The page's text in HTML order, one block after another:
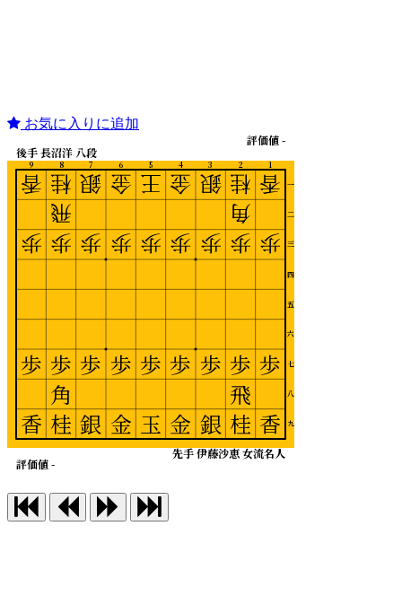
お気に入りに追加
1
2
3
4
5
6
7
8
9
一
二
三
四
五
六
七
八
九
先手 伊藤沙恵 女流名人
後手 長沼洋 八段
評価値 -
評価値 -
香
歩
歩
香
桂
角
歩
歩
飛
桂
銀
歩
歩
銀
金
歩
歩
金
王
歩
歩
玉
金
歩
歩
金
銀
歩
歩
銀
桂
飛
歩
歩
角
桂
香
歩
歩
香